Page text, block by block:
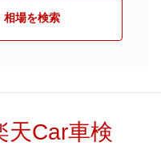
相場を検索
天Car車検